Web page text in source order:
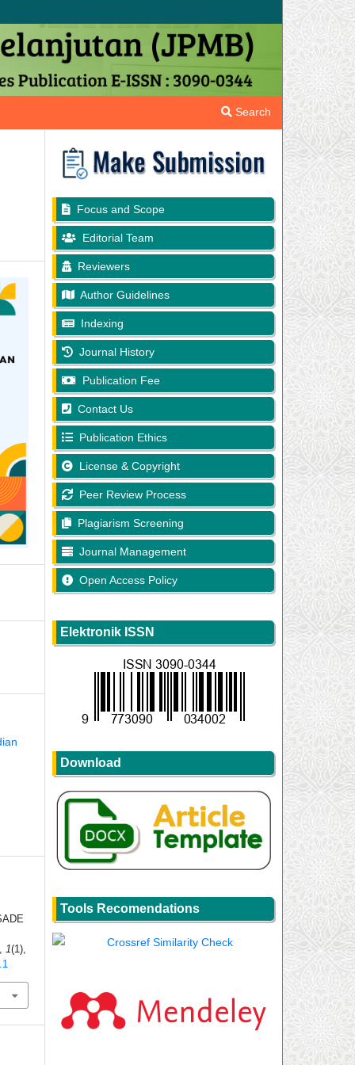
Search
1(1),
Focus and Scope
Editorial Team
Reviewers
Author Guidelines
Indexing
Journal History
Publication Fee
Contact Us
Publication Ethics
License & Copyright
Peer Review Process
Plagiarism Screening
Journal Management
Open Access Policy
Elektronik ISSN
Download
Tools Recomendations